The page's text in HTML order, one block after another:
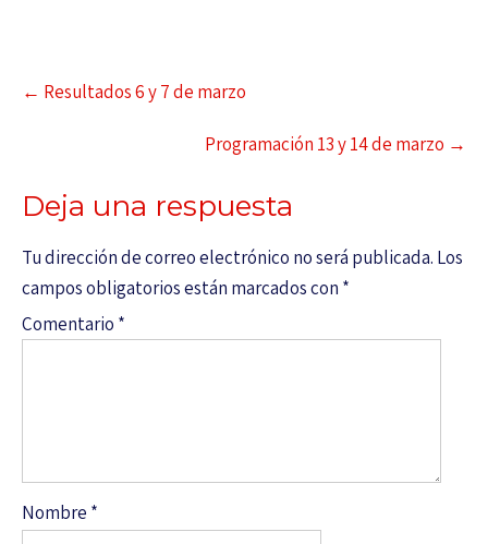
← Resultados 6 y 7 de marzo
Programación 13 y 14 de marzo →
Deja una respuesta
Tu dirección de correo electrónico no será publicada. Los
campos obligatorios están marcados con *
Comentario *
Nombre *